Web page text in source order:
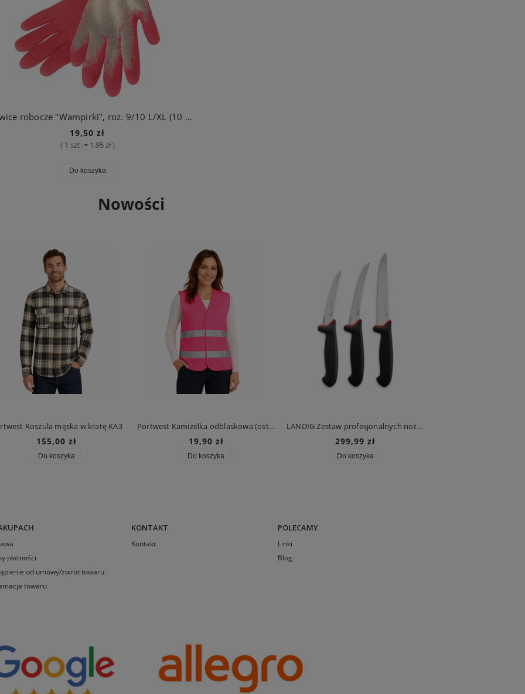
Rękawice robocze "Wampirki", roz. 9/10 L/XL (10 par)
19,50 zł
( 1 szt. = 1,95 zł )
Do koszyka
Nowości
Koszula męska w kratę KA3
155,00 zł
Do koszyka
Portwest Kamizelka odblaskowa (ostrzegawcza) Iona, różowa
19,90 zł
Do koszyka
LANDIG Zestaw profesjonalnych noży Prime-Line do mięsa, czarne
299,99 zł
Do koszyka
płatności
od umowy/zwrot towaru
towaru
KONTAKT
Kontakt
POLECAMY
Linki
Blog